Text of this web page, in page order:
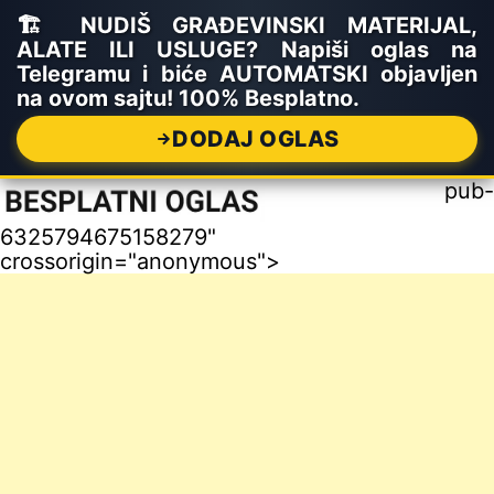
🏗️ NUDIŠ GRAĐEVINSKI MATERIJAL,
ALATE ILI USLUGE? Napiši oglas na
Telegramu i biće AUTOMATSKI objavljen
na ovom sajtu! 100% Besplatno.
DODAJ OGLAS
pub-
6325794675158279"
crossorigin="anonymous">